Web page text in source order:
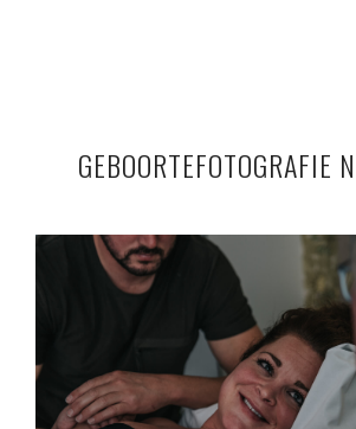
GEBOORTEFOTOGRAFIE